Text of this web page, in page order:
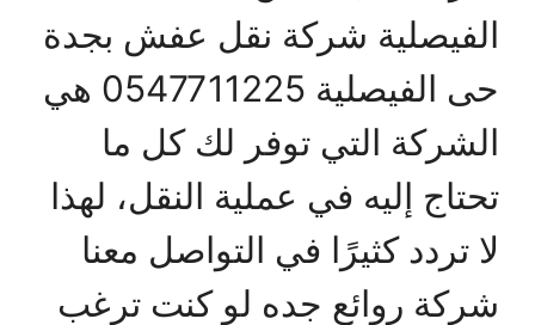
الفيصلية شركة نقل عفش بجدة
حى الفيصلية 0547711225 هي
الشركة التي توفر لك كل ما
تحتاج إليه في عملية النقل، لهذا
لا تردد كثيرًا في التواصل معنا
شركة روائع جده لو كنت ترغب